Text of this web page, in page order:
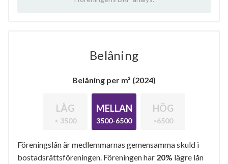
Belåning
Belåning per m² (2024)
LÅG
< 3500
MELLAN
3500-6500
HÖG
>6500
Föreningslån är medlemmarnas gemensamma skuld i
bostadsrättsföreningen. Föreningen har 20% lägre lån